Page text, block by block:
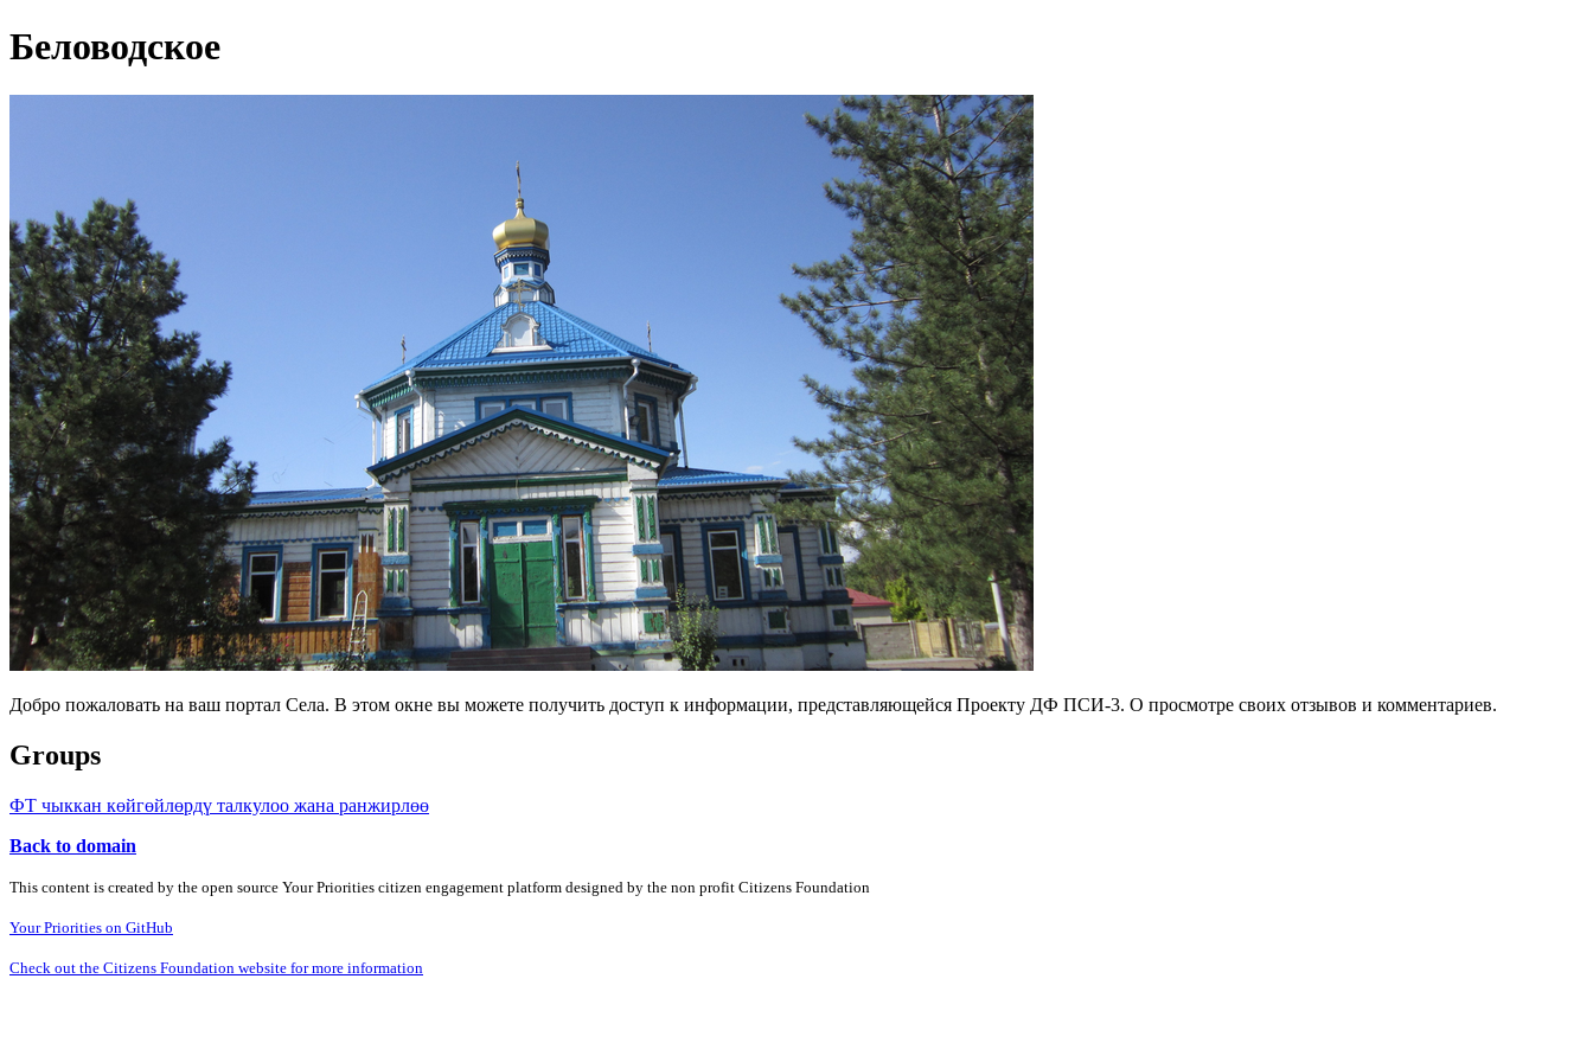
Беловодское
Добро пожаловать на ваш портал Села. В этом окне вы можете получить доступ к информации, представляющейся Проекту ДФ ПСИ-3. О просмотре своих отзывов и комментариев.
Groups
ФТ чыккан көйгөйлөрдү талкулоо жана ранжирлөө
Back to domain
This content is created by the open source Your Priorities citizen engagement platform designed by the non profit Citizens Foundation
Your Priorities on GitHub
Check out the Citizens Foundation website for more information